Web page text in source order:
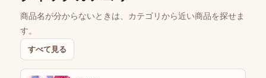
商品名が分からないときは、カテゴリから近い商品を探せま
す。
すべて見る